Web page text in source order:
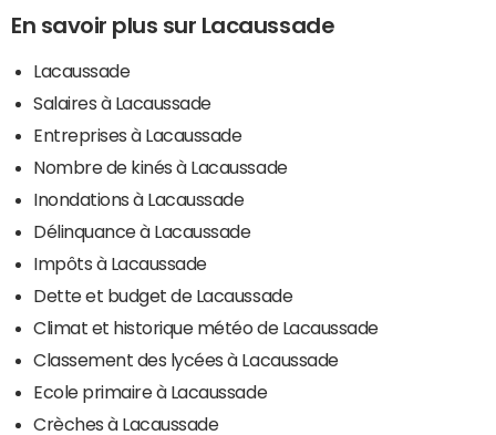
En savoir plus sur Lacaussade
Lacaussade
Salaires à Lacaussade
Entreprises à Lacaussade
Nombre de kinés à Lacaussade
Inondations à Lacaussade
Délinquance à Lacaussade
Impôts à Lacaussade
Dette et budget de Lacaussade
Climat et historique météo de Lacaussade
Classement des lycées à Lacaussade
Ecole primaire à Lacaussade
Crèches à Lacaussade